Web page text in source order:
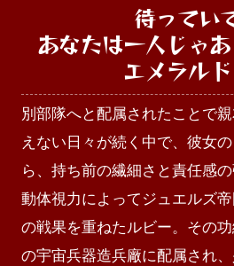
待ってい
あなたは一人じゃあ
エメラルド
別部隊へと配属されたことで
えない日々が続く中で、彼女
ら、持ち前の繊細さと責任感
動体視力によってジュエルズ
の戦果を重ねたルビー。その
の宇宙兵器造兵廠に配属され